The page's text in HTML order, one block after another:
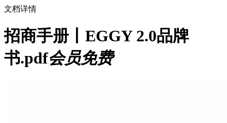
文档详情
招商手册丨EGGY 2.0品牌
书.pdf会员免费